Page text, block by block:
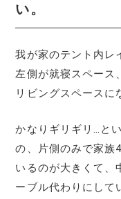
い。
我が家のテント内レ
左側が就寝スペース
リビングスペースに
かなりギリギリ…と
の、片側のみで家族
いるのが大きくて、
ーブル代わりにして